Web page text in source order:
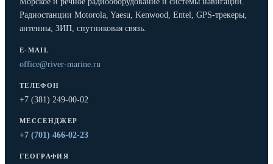
Радиостанции Motorola, Yaesu, Kenwood, Entel, GPS-трекеры,
антенны, ЗИП, спутниковая связь.
E-MAIL
office@river-marine.ru
ТЕЛЕФОН
+7 (381) 249-00-02
МЕССЕНДЖЕР
+7 (701) 466-02-23
ГЕОГРАФИЯ